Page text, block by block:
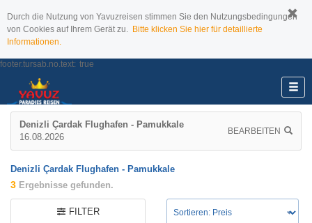
Durch die Nutzung von Yavuzreisen stimmen Sie den Nutzungsbedingungen
von Cookies auf Ihrem Gerät zu. Bitte klicken Sie hier für detaillierte
Informationen.
footer.tursab.no.text: true
Denizli Çardak Flughafen - Pamukkale
16.08.2026
BEARBEITEN
Denizli Çardak Flughafen - Pamukkale
3 Ergebnisse gefunden.
FILTER